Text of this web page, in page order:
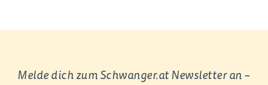
Melde dich zum Schwanger.at Newsletter an –